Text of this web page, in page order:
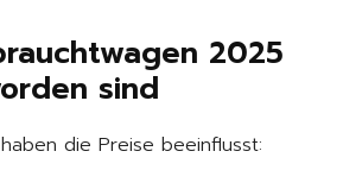
2025
sind
die Preise beeinflusst: